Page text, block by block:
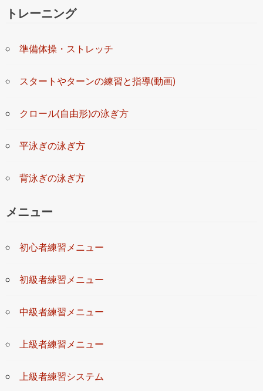
トレーニング
準備体操・ストレッチ
スタートやターンの練習と指導(動画)
クロール(自由形)の泳ぎ方
平泳ぎの泳ぎ方
背泳ぎの泳ぎ方
メニュー
初心者練習メニュー
初級者練習メニュー
中級者練習メニュー
上級者練習メニュー
上級者練習システム